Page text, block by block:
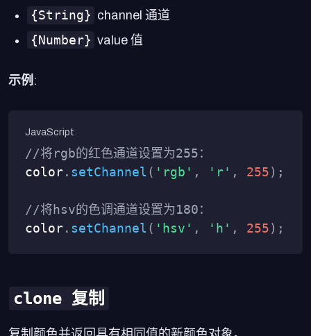
{String} channel 通道
{Number} value 值
示例 :
//将rgb的红色通道设置为255：
color. setChannel ( 'rgb' , 'r' , 255) ;
//将hsv的色调通道设置为180：
color. setChannel ( 'hsv' , 'h' , 255) ;
clone 复制